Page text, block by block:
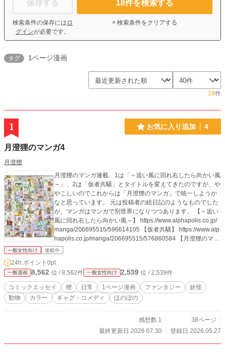
保存する
検索条件の保存には ロ
グインが必要です。
18件を検索する
× 検索条件をクリアする
タグ 1ページ漫画
18件
1 お気に入り追加 4
月澄狸のマンガ4
月澄狸
月澄狸のマンガ連載、1は「～追い風に回れ右したら向かい風
～」、2は「仮者共騒」とタイトルを変えてきたのですが、や
やこしいのでこれからは「月澄狸のマンガ」で統一しようか
なと思っています。 元は投稿者の絵日記のようなものでした
が、マンガはマンガで別世界になりつつあります。 【～追い
風に回れ右したら向かい風～】 https://www.alphapolis.co.jp/
manga/206695515/596614105 【仮者共騒】 https://www.alp
hapolis.co.jp/manga/206695515/576860584 【月澄狸のマン
ガ3】 https://www.alphapolis.co.jp/manga/206695515/69198
一般女性向け 連載中
24h.ポイント 0pt
一般漫画 8,562 位 / 8,562件 一般女性向け 2,539 位 / 2,539件
コミックエッセイ 狸 日常 1ページ漫画 ファンタジー
妖怪
動物
カラー ギャグ・コメディ ほのぼの
感想数 1
38ページ
最終更新日 2026.07.30
登録日 2026.05.27